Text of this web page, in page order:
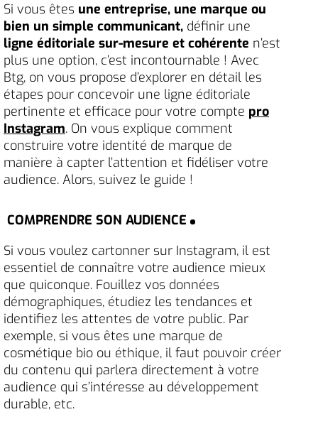
Si vous êtes une entreprise, une marque ou
bien un simple communicant, définir une
ligne éditoriale sur-mesure et cohérente n’est
plus une option, c’est incontournable ! Avec
Btg, on vous propose d’explorer en détail les
étapes pour concevoir une ligne éditoriale
pertinente et efficace pour votre compte pro
Instagram. On vous explique comment
construire votre identité de marque de
manière à capter l’attention et fidéliser votre
audience. Alors, suivez le guide !
COMPRENDRE SON AUDIENCE
Si vous voulez cartonner sur Instagram, il est
essentiel de connaître votre audience mieux
que quiconque. Fouillez vos données
démographiques, étudiez les tendances et
identifiez les attentes de votre public. Par
exemple, si vous êtes une marque de
cosmétique bio ou éthique, il faut pouvoir créer
du contenu qui parlera directement à votre
audience qui s’intéresse au développement
durable, etc.